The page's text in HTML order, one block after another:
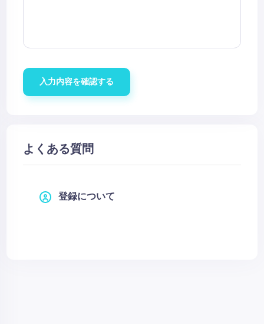
入力内容を確認する
よくある質問
登録について